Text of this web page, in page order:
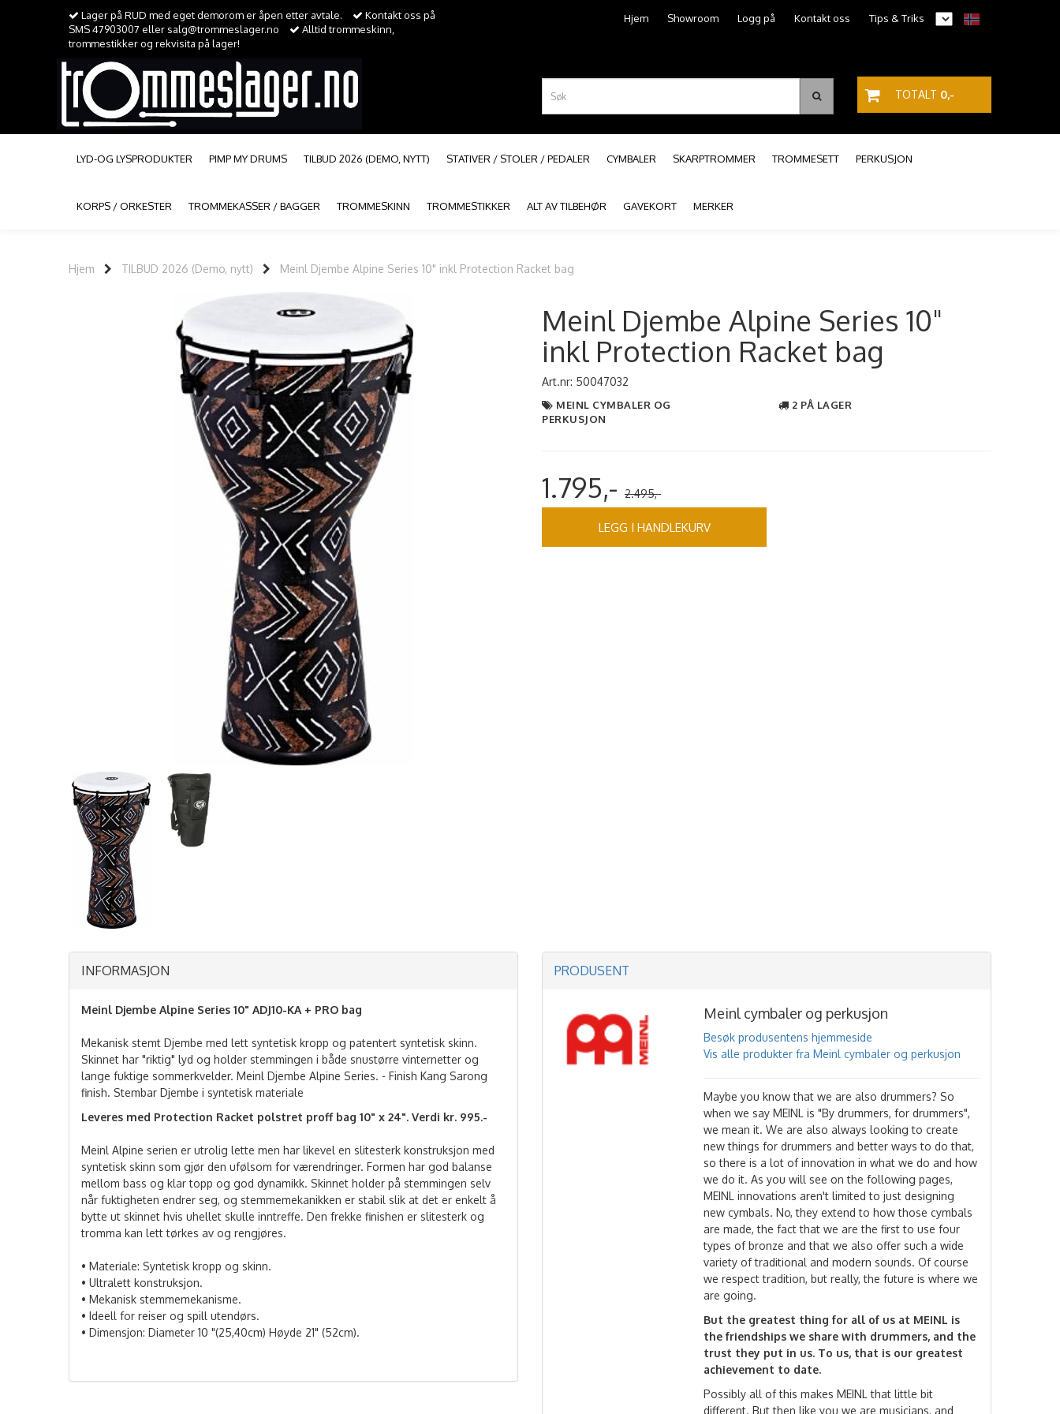
Lager på RUD med eget demorom er åpen etter avtale.
Kontakt oss på
SMS 47903007 eller salg@trommeslager.no
Alltid trommeskinn,
trommestikker og rekvisita på lager!
Hjem Showroom Logg på Kontakt oss Tips & Triks
TOTALT 0,-
LYD-OG LYSPRODUKTER PIMP MY DRUMS TILBUD 2026 (DEMO, NYTT) STATIVER / STOLER / PEDALER CYMBALER SKARPTROMMER TROMMESETT PERKUSJON
KORPS / ORKESTER TROMMEKASSER / BAGGER TROMMESKINN TROMMESTIKKER ALT AV TILBEHØR GAVEKORT MERKER
Hjem TILBUD 2026 (Demo, nytt) Meinl Djembe Alpine Series 10" inkl Protection Racket bag
Meinl Djembe Alpine Series 10"
inkl Protection Racket bag
Art.nr: 50047032
MEINL CYMBALER OG
PERKUSJON
2 PÅ LAGER
1.795,- 2.495,-
LEGG I HANDLEKURV
INFORMASJON
Meinl Djembe Alpine Series 10" ADJ10-KA + PRO bag
Mekanisk stemt Djembe med lett syntetisk kropp og patentert syntetisk skinn.
Skinnet har "riktig" lyd og holder stemmingen i både snustørre vinternetter og
lange fuktige sommerkvelder. Meinl Djembe Alpine Series. - Finish Kang Sarong
finish. Stembar Djembe i syntetisk materiale
Leveres med Protection Racket polstret proff bag 10" x 24". Verdi kr. 995.-
Meinl Alpine serien er utrolig lette men har likevel en slitesterk konstruksjon med
syntetisk skinn som gjør den ufølsom for værendringer. Formen har god balanse
mellom bass og klar topp og god dynamikk. Skinnet holder på stemmingen selv
når fuktigheten endrer seg, og stemmemekanikken er stabil slik at det er enkelt å
bytte ut skinnet hvis uhellet skulle inntreffe. Den frekke finishen er slitesterk og
tromma kan lett tørkes av og rengjøres.
• Materiale: Syntetisk kropp og skinn.
• Ultralett konstruksjon.
• Mekanisk stemmemekanisme.
• Ideell for reiser og spill utendørs.
• Dimensjon: Diameter 10 "(25,40cm) Høyde 21" (52cm).
PRODUSENT
Meinl cymbaler og perkusjon
Besøk produsentens hjemmeside
Vis alle produkter fra Meinl cymbaler og perkusjon
Maybe you know that we are also drummers? So
when we say MEINL is "By drummers, for drummers",
we mean it. We are also always looking to create
new things for drummers and better ways to do that,
so there is a lot of innovation in what we do and how
we do it. As you will see on the following pages,
MEINL innovations aren't limited to just designing
new cymbals. No, they extend to how those cymbals
are made, the fact that we are the first to use four
types of bronze and that we also offer such a wide
variety of traditional and modern sounds. Of course
we respect tradition, but really, the future is where we
are going.
But the greatest thing for all of us at MEINL is
the friendships we share with drummers, and the
trust they put in us. To us, that is our greatest
achievement to date.
Possibly all of this makes MEINL that little bit
different. But then like you we are musicians, and